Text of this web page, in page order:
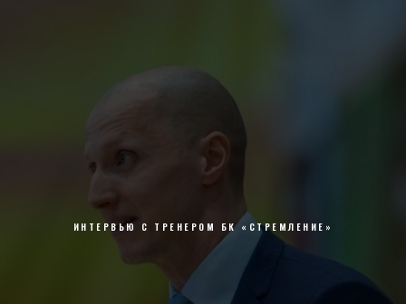
ИНТЕРВЬЮ С ТРЕНЕРОМ БК «СТРЕМЛЕНИЕ»